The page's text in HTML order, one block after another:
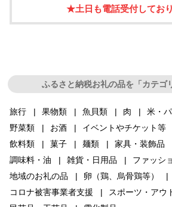
★土日も電話受付しており
ふるさと納税お礼の品を「カテゴ
旅行 果物類 魚貝類 肉 米・
野菜類
お酒 イベントやチケット等
飲料類
菓子 麺類 家具・装飾品
調味料・油
雑貨・日用品 ファッシ
地域のお礼の品
卵（鶏、烏骨鶏等）
コロナ被害事業者支援
スポーツ・アウ